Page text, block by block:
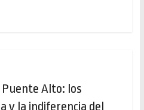
Alto: los
y la indiferencia del